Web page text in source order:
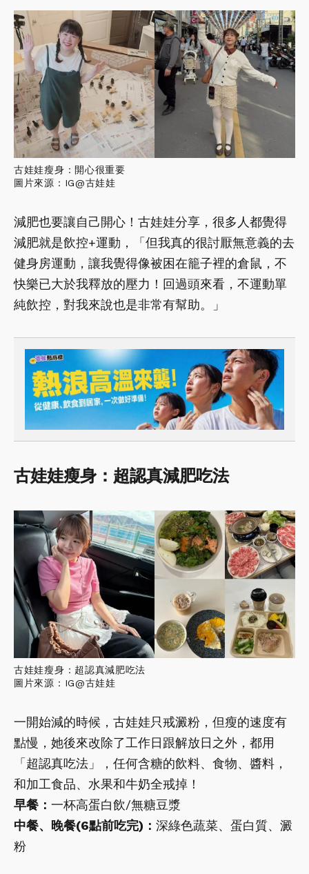
古娃娃瘦身：開心很重要
圖片來源：IG@古娃娃
減肥也要讓自己開心！古娃娃分享，很多人都覺得
減肥就是飲控+運動，「但我真的很討厭無意義的去
健身房運動，讓我覺得像被困在籠子裡的倉鼠，不
快樂已大於我釋放的壓力！回過頭來看，不運動單
純飲控，對我來說也是非常有幫助。」
古娃娃瘦身：超認真減肥吃法
古娃娃瘦身：超認真減肥吃法
圖片來源：IG@古娃娃
一開始減的時候，古娃娃只戒澱粉，但瘦的速度有
點慢，她後來改除了工作日跟解放日之外，都用
「超認真吃法」，任何含糖的飲料、食物、醬料，
和加工食品、水果和牛奶全戒掉！
早餐： 一杯高蛋白飲/無糖豆漿
中餐、晚餐(6點前吃完)： 深綠色蔬菜、蛋白質、澱
粉